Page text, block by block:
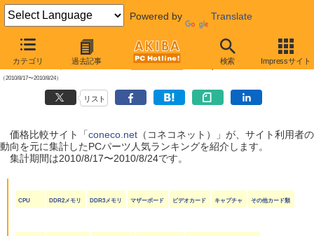
Powered by Translate
カテゴリ 過去記事 検索 Impressサイト
【 2010年8月28日号 】
coneco.net人気ランキング（PCパーツ編）
（2010/8/17〜2010/8/24）
リスト
価格比較サイト「coneco.net（コネコネット）」が、サイト利用者の
動向を元に集計したPCパーツ人気ランキングを紹介します。
集計期間は2010/8/17〜2010/8/24です。
CPU DDR2メモリ DDR3メモリ マザーボード ビデオカード キャプチャ その他カード類